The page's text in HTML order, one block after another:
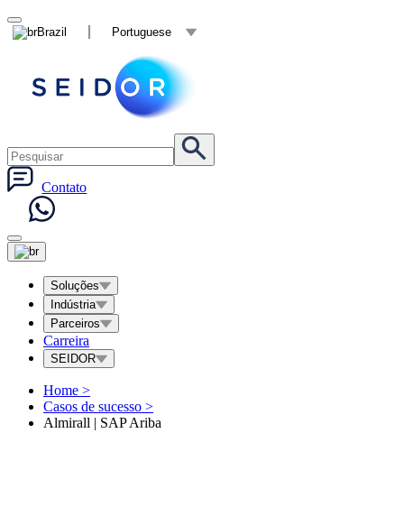
Brazil Portuguese
Contato
Soluções
Indústria
Parceiros
Carreira
SEIDOR
Home >
Casos de sucesso >
Almirall | SAP Ariba